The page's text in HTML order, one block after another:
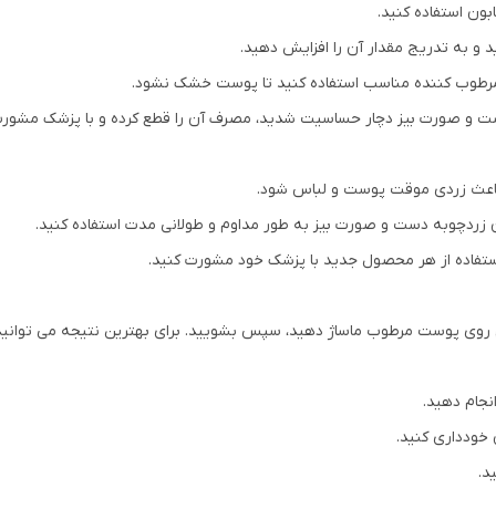
استفاده کنید.
و به تدریج مقدار آن را افزایش دهید.
مرطوب کننده مناسب استفاده کنید تا پوست خشک نشود.
دست و صورت بیز دچار حساسیت شدید، مصرف آن را قطع کرده و با پزشک
باعث زردی موقت پوست و لباس شود.
زردچوبه دست و صورت بیز به طور مداوم و طولانی مدت استفاده کنید.
استفاده از هر محصول جدید با پزشک خود مشورت کنید.
پوست مرطوب ماساژ دهید، سپس بشویید. برای بهترین نتیجه می توانید
دهید.
کنید.